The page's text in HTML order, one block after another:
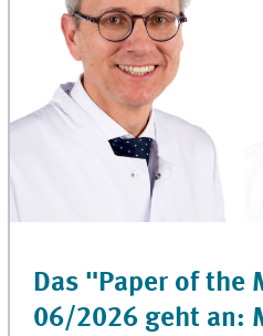
Das "Paper of the
06/2026 geht an: